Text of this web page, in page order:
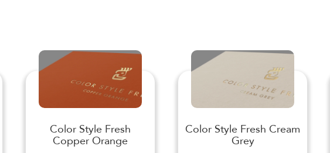
Color Style Fresh
Copper Orange
Color Style Fresh Cream
Grey